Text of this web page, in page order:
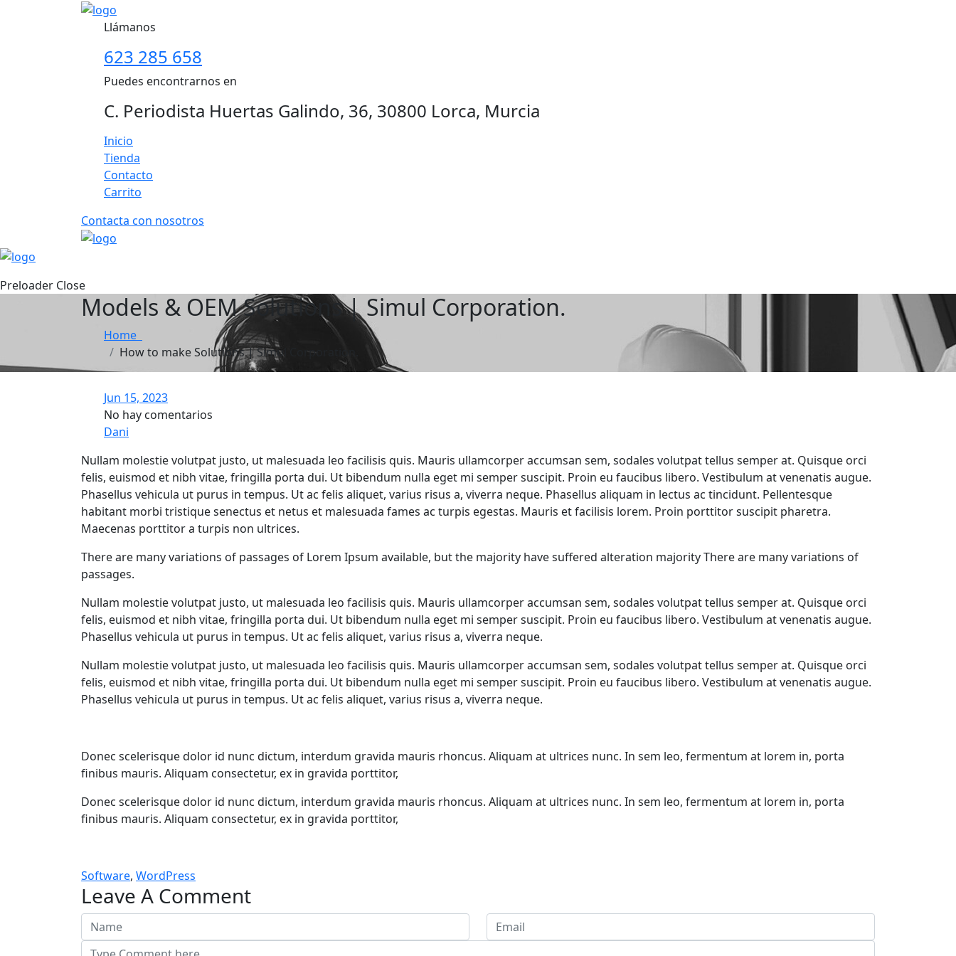
Llámanos
623 285 658
Puedes encontrarnos en
C. Periodista Huertas Galindo, 36, 30800 Lorca, Murcia
Inicio
Tienda
Contacto
Carrito
Contacta con nosotros
Preloader Close
Models & OEM Solutions | Simul Corporation.
Home
How to make Solutions | Simul Corporation.
Jun 15, 2023
No hay comentarios
Dani
Nullam molestie volutpat justo, ut malesuada leo facilisis quis. Mauris ullamcorper accumsan sem, sodales volutpat tellus semper at. Quisque orci
felis, euismod et nibh vitae, fringilla porta dui. Ut bibendum nulla eget mi semper suscipit. Proin eu faucibus libero. Vestibulum at venenatis augue.
Phasellus vehicula ut purus in tempus. Ut ac felis aliquet, varius risus a, viverra neque. Phasellus aliquam in lectus ac tincidunt. Pellentesque
habitant morbi tristique senectus et netus et malesuada fames ac turpis egestas. Mauris et facilisis lorem. Proin porttitor suscipit pharetra.
Maecenas porttitor a turpis non ultrices.
There are many variations of passages of Lorem Ipsum available, but the majority have suffered alteration majority There are many variations of
passages.
Nullam molestie volutpat justo, ut malesuada leo facilisis quis. Mauris ullamcorper accumsan sem, sodales volutpat tellus semper at. Quisque orci
felis, euismod et nibh vitae, fringilla porta dui. Ut bibendum nulla eget mi semper suscipit. Proin eu faucibus libero. Vestibulum at venenatis augue.
Phasellus vehicula ut purus in tempus. Ut ac felis aliquet, varius risus a, viverra neque.
Nullam molestie volutpat justo, ut malesuada leo facilisis quis. Mauris ullamcorper accumsan sem, sodales volutpat tellus semper at. Quisque orci
felis, euismod et nibh vitae, fringilla porta dui. Ut bibendum nulla eget mi semper suscipit. Proin eu faucibus libero. Vestibulum at venenatis augue.
Phasellus vehicula ut purus in tempus. Ut ac felis aliquet, varius risus a, viverra neque.
Donec scelerisque dolor id nunc dictum, interdum gravida mauris rhoncus. Aliquam at ultrices nunc. In sem leo, fermentum at lorem in, porta
finibus mauris. Aliquam consectetur, ex in gravida porttitor,
Donec scelerisque dolor id nunc dictum, interdum gravida mauris rhoncus. Aliquam at ultrices nunc. In sem leo, fermentum at lorem in, porta
finibus mauris. Aliquam consectetur, ex in gravida porttitor,
Software, WordPress
Leave A Comment